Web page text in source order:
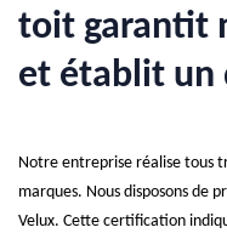
toit garantit
et établit un
Notre entreprise réalise tous
marques. Nous disposons de
Velux. Cette certification